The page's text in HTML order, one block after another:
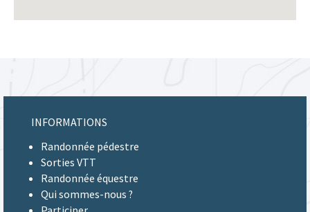
INFORMATIONS
Randonnée pédestre
Sorties VTT
Randonnée équestre
Qui sommes-nous ?